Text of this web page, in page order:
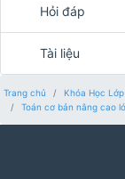
Hỏi đáp
Tài liệu
Trang chủ Khóa Học
Toán cơ bản nâng cao